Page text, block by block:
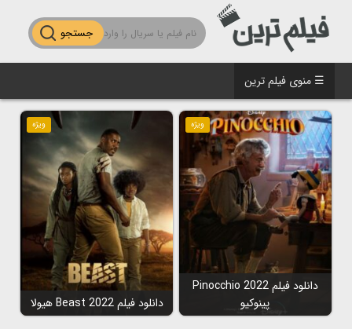
جستجو
☰ منوی فیلم ترین
ویژه
دانلود فیلم Pinocchio 2022
پینوکیو
ویژه
دانلود فیلم Beast 2022 هیولا